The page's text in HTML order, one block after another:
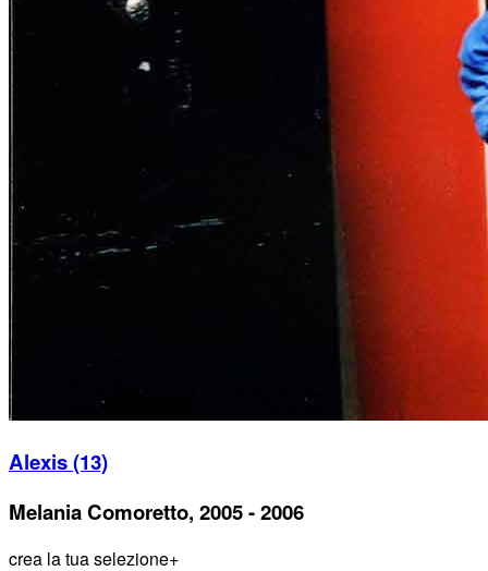
Alexis (13)
Melania Comoretto, 2005 - 2006
crea la tua selezione+